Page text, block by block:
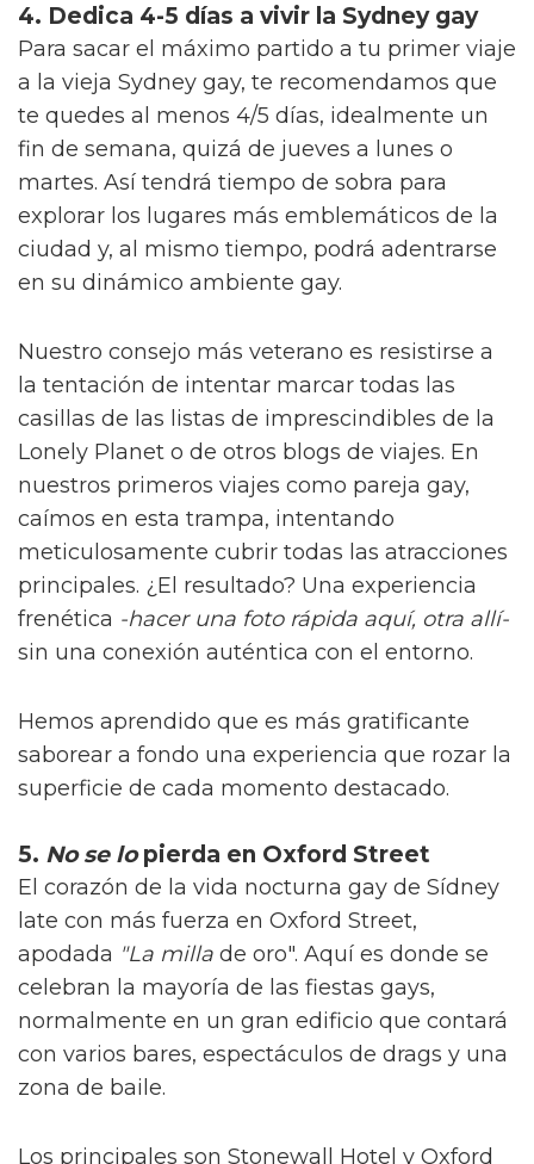
4. Dedica 4-5 días a vivir la Sydney gay
Para sacar el máximo partido a tu primer viaje
a la vieja Sydney gay, te recomendamos que
te quedes al menos 4/5 días, idealmente un
fin de semana, quizá de jueves a lunes o
martes. Así tendrá tiempo de sobra para
explorar los lugares más emblemáticos de la
ciudad y, al mismo tiempo, podrá adentrarse
en su dinámico ambiente gay.
Nuestro consejo más veterano es resistirse a
la tentación de intentar marcar todas las
casillas de las listas de imprescindibles de la
Lonely Planet o de otros blogs de viajes. En
nuestros primeros viajes como pareja gay,
caímos en esta trampa, intentando
meticulosamente cubrir todas las atracciones
principales. ¿El resultado? Una experiencia
frenética -hacer una foto rápida aquí, otra allí-
sin una conexión auténtica con el entorno.
Hemos aprendido que es más gratificante
saborear a fondo una experiencia que rozar la
superficie de cada momento destacado.
5. No se lopierda en Oxford Street
El corazón de la vida nocturna gay de Sídney
late con más fuerza en Oxford Street,
apodada "La milla de oro". Aquí es donde se
celebran la mayoría de las fiestas gays,
normalmente en un gran edificio que contará
con varios bares, espectáculos de drags y una
zona de baile.
Los principales son Stonewall Hotel y Oxford